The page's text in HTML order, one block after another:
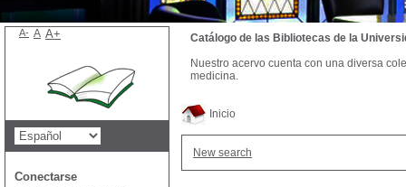
Inicio
New search
Catálogo de las Bibliotecas de la
Nuestro acervo cuenta con una diversa
medicina.
A- A A+
Conectarse